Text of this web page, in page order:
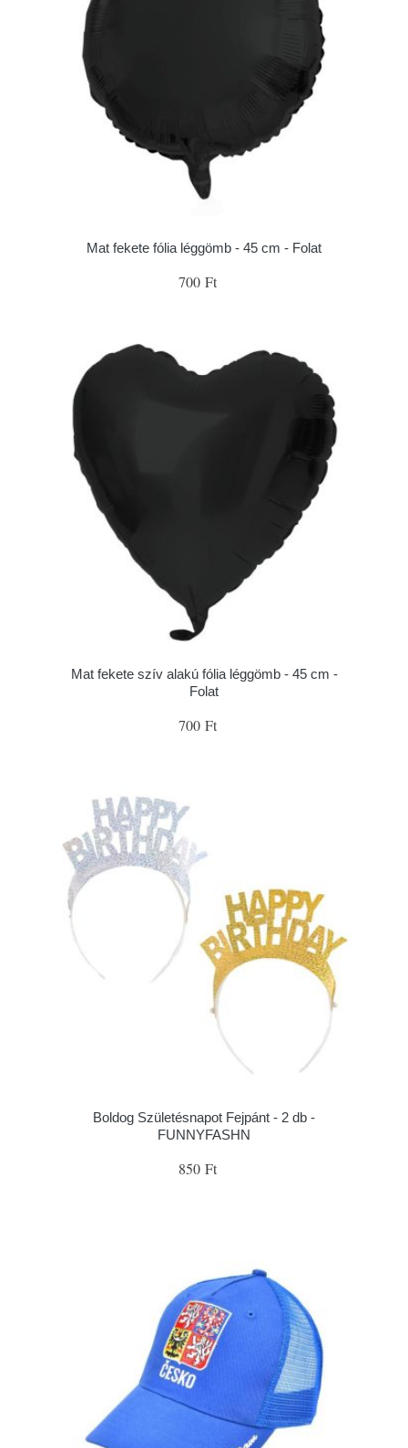
Mat fekete fólia léggömb - 45 cm - Folat
700 Ft
Mat fekete szív alakú fólia léggömb - 45 cm -
Folat
700 Ft
Boldog Születésnapot Fejpánt - 2 db -
FUNNYFASHN
850 Ft